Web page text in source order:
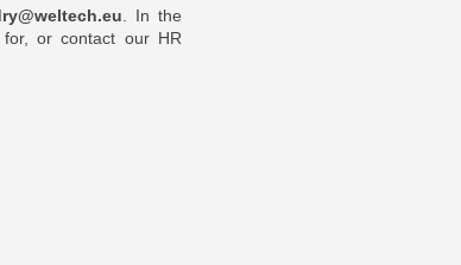
. In the
or contact our HR